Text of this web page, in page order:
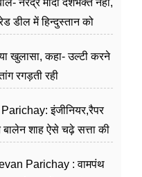
नरेंद्र मोदी देशभक्त नहीं,
डील में हिन्दुस्तान को
खुलासा, कहा- उल्टी करने
रगड़ती रही
इंजीनियर,रैपर
शाह ऐसे चढ़े सत्ता की
Parichay : वामपंथ